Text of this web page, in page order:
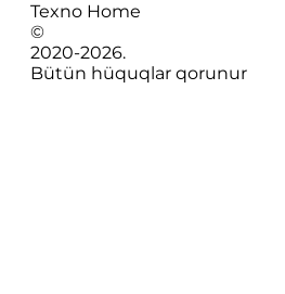
Texno Home
©
2020-2026.
Bütün hüquqlar qorunur